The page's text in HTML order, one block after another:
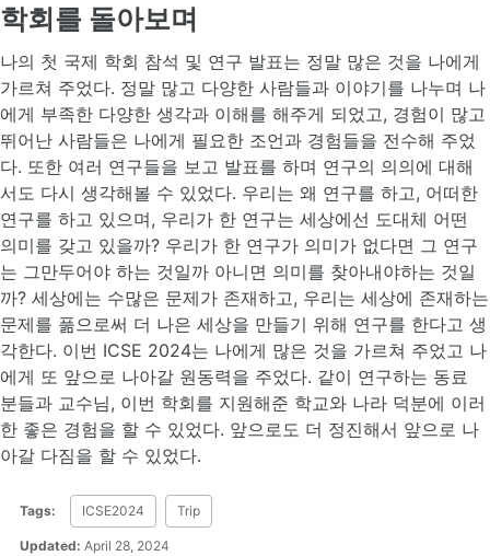
학회를 돌아보며
나의 첫 국제 학회 참석 및 연구 발표는 정말 많은 것을 나에게
가르쳐 주었다. 정말 많고 다양한 사람들과 이야기를 나누며 나
에게 부족한 다양한 생각과 이해를 해주게 되었고, 경험이 많고
뛰어난 사람들은 나에게 필요한 조언과 경험들을 전수해 주었
다. 또한 여러 연구들을 보고 발표를 하며 연구의 의의에 대해
서도 다시 생각해볼 수 있었다. 우리는 왜 연구를 하고, 어떠한
연구를 하고 있으며, 우리가 한 연구는 세상에선 도대체 어떤
의미를 갖고 있을까? 우리가 한 연구가 의미가 없다면 그 연구
는 그만두어야 하는 것일까 아니면 의미를 찾아내야하는 것일
까? 세상에는 수많은 문제가 존재하고, 우리는 세상에 존재하는
문제를 풂으로써 더 나은 세상을 만들기 위해 연구를 한다고 생
각한다. 이번 ICSE 2024는 나에게 많은 것을 가르쳐 주었고 나
에게 또 앞으로 나아갈 원동력을 주었다. 같이 연구하는 동료
분들과 교수님, 이번 학회를 지원해준 학교와 나라 덕분에 이러
한 좋은 경험을 할 수 있었다. 앞으로도 더 정진해서 앞으로 나
아갈 다짐을 할 수 있었다.
Tags: ICSE2024 Trip
Updated: April 28, 2024